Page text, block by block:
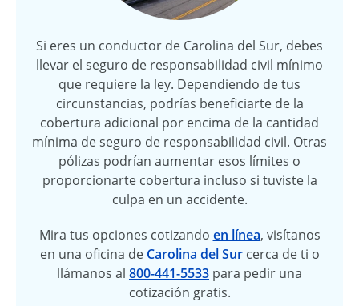
Si eres un conductor de Carolina del Sur, debes
llevar el seguro de responsabilidad civil mínimo
que requiere la ley. Dependiendo de tus
circunstancias, podrías beneficiarte de la
cobertura adicional por encima de la cantidad
mínima de seguro de responsabilidad civil. Otras
pólizas podrían aumentar esos límites o
proporcionarte cobertura incluso si tuviste la
culpa en un accidente.
Mira tus opciones cotizando en línea, visítanos
en una oficina de Carolina del Surcerca de ti o
llámanos al 800-441-5533 para pedir una
cotización gratis.